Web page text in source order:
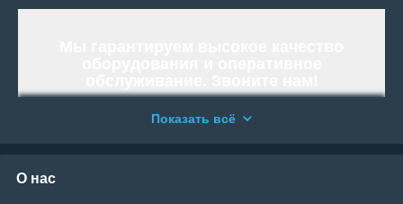
по всей территории Республики
Показать всё
О нас